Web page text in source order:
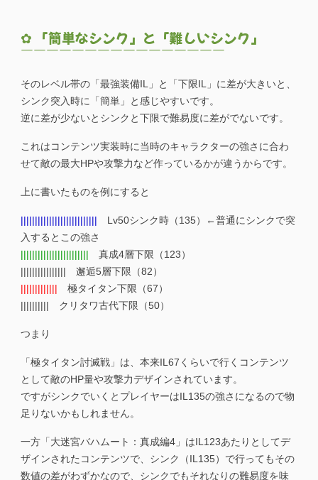
✿ 「簡単なシンク」と「難しいシンク」
￣￣￣￣￣￣￣￣￣￣￣￣￣￣￣￣
そのレベル帯の「最強装備IL」と「下限IL」に差が大きいと、
シンク突入時に「簡単」と感じやすいです。
逆に差が少ないとシンクと下限で難易度に差がでないです。
これはコンテンツ実装時に当時のキャラクターの強さに合わ
せて敵の最大HPや攻撃力など作っているかが違うからです。
上に書いたものを例にすると
||||||||||||||||||||||||||| Lv50シンク時（135）←普通にシンクで突
入するとこの強さ
|||||||||||||||||||||||| 真成4層下限（123）
|||||||||||||||| 邂逅5層下限（82）
||||||||||||| 極タイタン下限（67）
|||||||||| クリタワ古代下限（50）
つまり
「極タイタン討滅戦」は、本来IL67くらいで行くコンテンツ
として敵のHP量や攻撃力デザインされています。
ですがシンクでいくとプレイヤーはIL135の強さになるので物
足りないかもしれません。
一方「大迷宮バハムート：真成編4」はIL123あたりとしてデ
ザインされたコンテンツで、シンク（IL135）で行ってもその
数値の差がわずかなので、シンクでもそれなりの難易度を味